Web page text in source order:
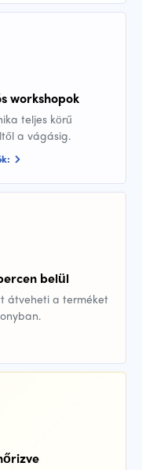
workshopok
teljes körű
a vágásig.
belül
átveheti a terméket